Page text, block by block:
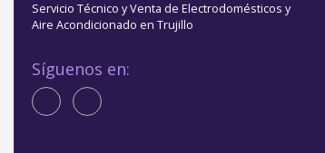
Servicio Técnico y Venta de Electrodomésticos y
Aire Acondicionado en Trujillo
Síguenos en: